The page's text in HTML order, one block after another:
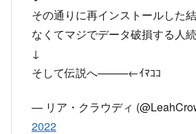
ルし直してね」的なウインドウ
↓
その通りに再インストールした
なくてマジでデータ破損する人続
そして伝説へ────←ｲﾏｺｺ